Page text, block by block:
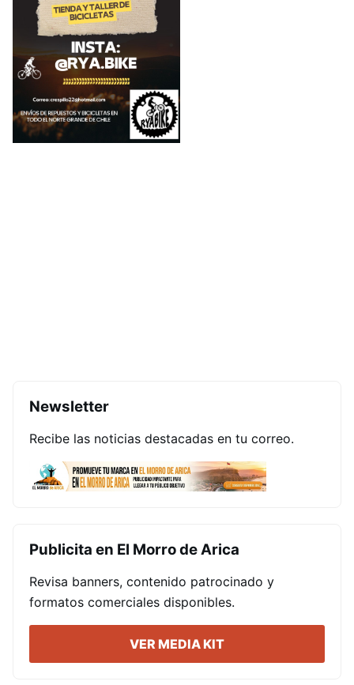
Newsletter
Recibe las noticias destacadas en tu correo.
Publicita en El Morro de Arica
Revisa banners, contenido patrocinado y
formatos comerciales disponibles.
VER MEDIA KIT